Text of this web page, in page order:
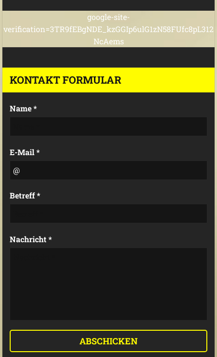
google-site-
verification=3TR9fEBgNDE_kzGGIp6ulG1zN58FUfc8pL312
NcAems
KONTAKT FORMULAR
Name *
E-Mail *
Betreff *
Nachricht *